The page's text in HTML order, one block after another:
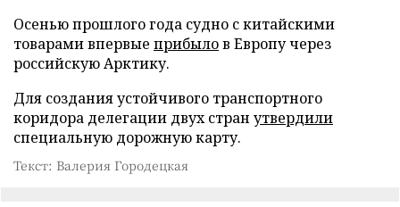
Осенью прошлого года судно с китайскими
товарами впервые прибылов Европу через
российскую Арктику.
Для создания устойчивого транспортного
коридора делегации двух стран утвердили
специальную дорожную карту.
Текст: Валерия Городецкая